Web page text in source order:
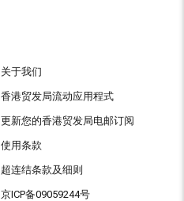
关于我们
香港贸发局流动应用程式
更新您的香港贸发局电邮订阅
使用条款
超连结条款及细则
京ICP备09059244号